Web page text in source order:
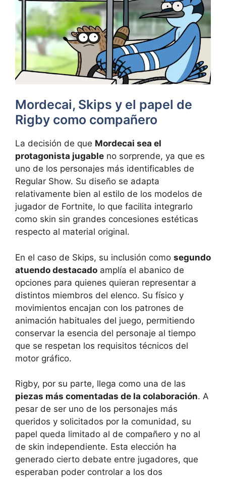
Mordecai, Skips y el papel de
Rigby como compañero
La decisión de que Mordecai sea el
protagonista jugable no sorprende, ya que es
uno de los personajes más identificables de
Regular Show. Su diseño se adapta
relativamente bien al estilo de los modelos de
jugador de Fortnite, lo que facilita integrarlo
como skin sin grandes concesiones estéticas
respecto al material original.
En el caso de Skips, su inclusión como segundo
atuendo destacado amplía el abanico de
opciones para quienes quieran representar a
distintos miembros del elenco. Su físico y
movimientos encajan con los patrones de
animación habituales del juego, permitiendo
conservar la esencia del personaje al tiempo
que se respetan los requisitos técnicos del
motor gráfico.
Rigby, por su parte, llega como una de las
piezas más comentadas de la colaboración. A
pesar de ser uno de los personajes más
queridos y solicitados por la comunidad, su
papel queda limitado al de compañero y no al
de skin independiente. Esta elección ha
generado cierto debate entre jugadores, que
esperaban poder controlar a los dos